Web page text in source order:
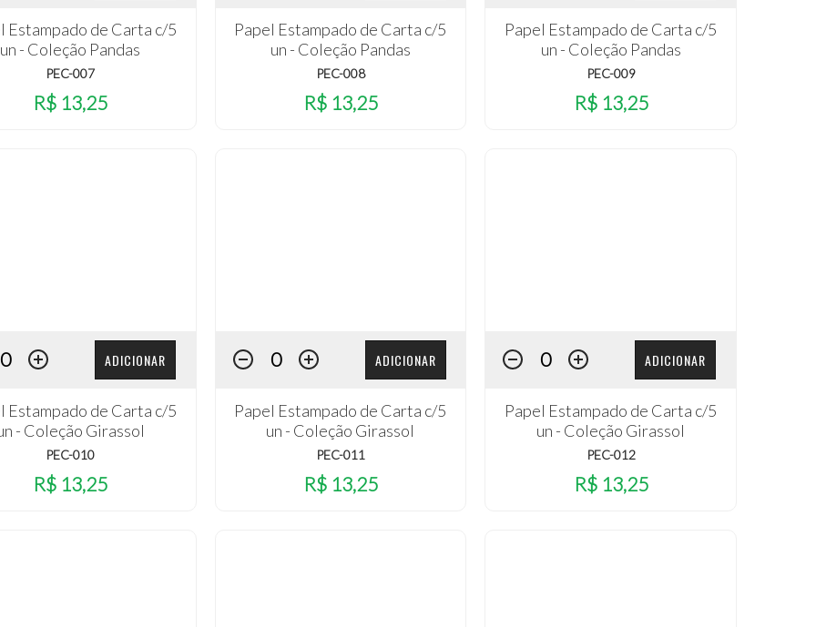
Estampado de Carta c/5
un - Coleção Pandas
PEC-007
R$ 13,25
Papel Estampado de Carta c/5
un - Coleção Pandas
PEC-008
R$ 13,25
Papel Estampado de Carta c/5
un - Coleção Pandas
PEC-009
R$ 13,25
ADICIONAR
Estampado de Carta c/5
- Coleção Girassol
PEC-010
R$ 13,25
ADICIONAR
Papel Estampado de Carta c/5
un - Coleção Girassol
PEC-011
R$ 13,25
ADICIONAR
Papel Estampado de Carta c/5
un - Coleção Girassol
PEC-012
R$ 13,25